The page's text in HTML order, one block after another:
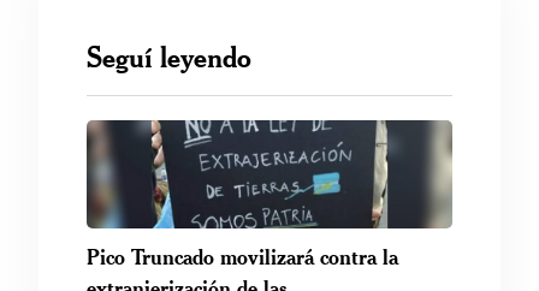
Seguí leyendo
Pico Truncado movilizará contra la